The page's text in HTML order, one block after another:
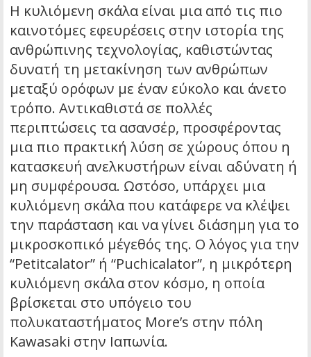
Η κυλιόμενη σκάλα είναι μια από τις πιο
καινοτόμες εφευρέσεις στην ιστορία της
ανθρώπινης τεχνολογίας, καθιστώντας
δυνατή τη μετακίνηση των ανθρώπων
μεταξύ ορόφων με έναν εύκολο και άνετο
τρόπο. Αντικαθιστά σε πολλές
περιπτώσεις τα ασανσέρ, προσφέροντας
μια πιο πρακτική λύση σε χώρους όπου η
κατασκευή ανελκυστήρων είναι αδύνατη ή
μη συμφέρουσα. Ωστόσο, υπάρχει μια
κυλιόμενη σκάλα που κατάφερε να κλέψει
την παράσταση και να γίνει διάσημη για το
μικροσκοπικό μέγεθός της. Ο λόγος για την
“Petitcalator” ή “Puchicalator”, η μικρότερη
κυλιόμενη σκάλα στον κόσμο, η οποία
βρίσκεται στο υπόγειο του
πολυκαταστήματος More’s στην πόλη
Kawasaki στην Ιαπωνία.